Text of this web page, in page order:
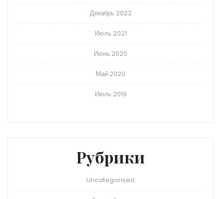
Декабрь 2022
Июль 2021
Июнь 2020
Май 2020
Июль 2019
Рубрики
Uncategorised